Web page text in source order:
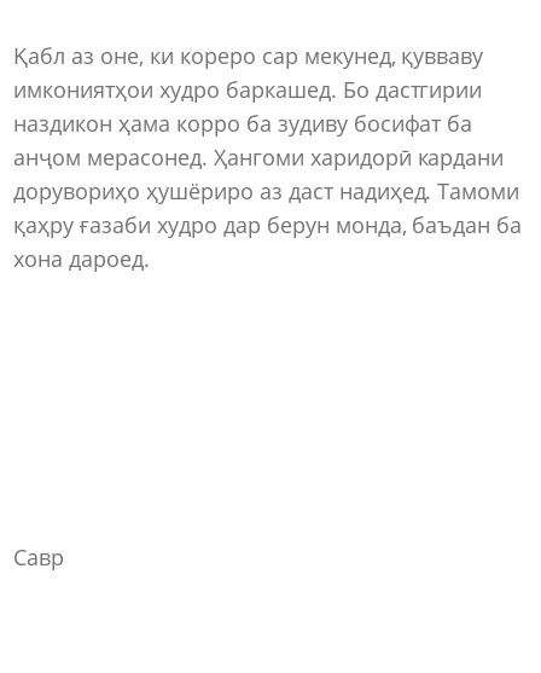
Қабл аз оне, ки кореро сар мекунед, қувваву
имкониятҳои худро баркашед. Бо дастгирии
наздикон ҳама корро ба зудиву босифат ба
анҷом мерасонед. Ҳангоми харидорӣ кардани
дорувориҳо ҳушёриро аз даст надиҳед. Тамоми
қаҳру ғазаби худро дар берун монда, баъдан ба
хона дароед.
Савр